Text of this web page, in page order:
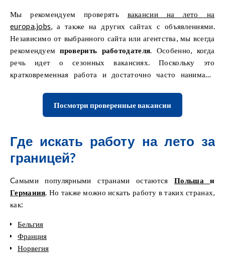
Мы рекомендуем проверять вакансии на лето на
europa.jobs, а также на других сайтах с объявлениями.
Независимо от выбранного сайта или агентства, мы всегда
рекомендуем проверить работодателя. Особенно, когда
речь идет о сезонных вакансиях. Поскольку это
кратковременная работа и достаточно часто нанимают
мошенников.
Посмотри проверенные вакансии
Где искать работу на лето за
границей?
Cамыми популярными странами остаютсяПольшаи
Германия. Но также можно искать работу в таких странах,
как:
Бельгия
Франция
Норвегия